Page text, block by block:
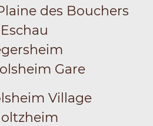
des Bouchers
Eschau
Gare
Village